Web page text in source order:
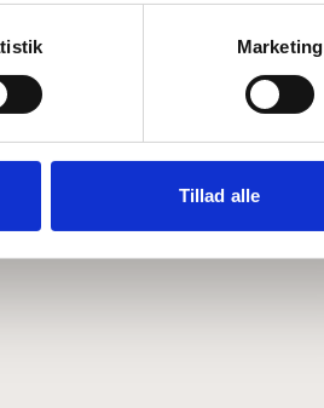
Marketing
Tillad alle
ABCepos
Podcast